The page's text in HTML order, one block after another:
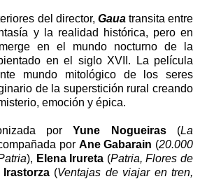
del director, Gaua transita entre
y la realidad histórica, pero en
en el mundo nocturno de la
en el siglo XVII. La película
mundo mitológico de los seres
de la superstición rural creando
emoción y épica.
porYune Nogueiras(La
por Ane Gabarain (20.000
), Elena Irureta (Patria, Flores de
Irastorza(Ventajas de viajar en tren,